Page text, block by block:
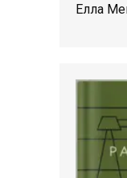
Елла